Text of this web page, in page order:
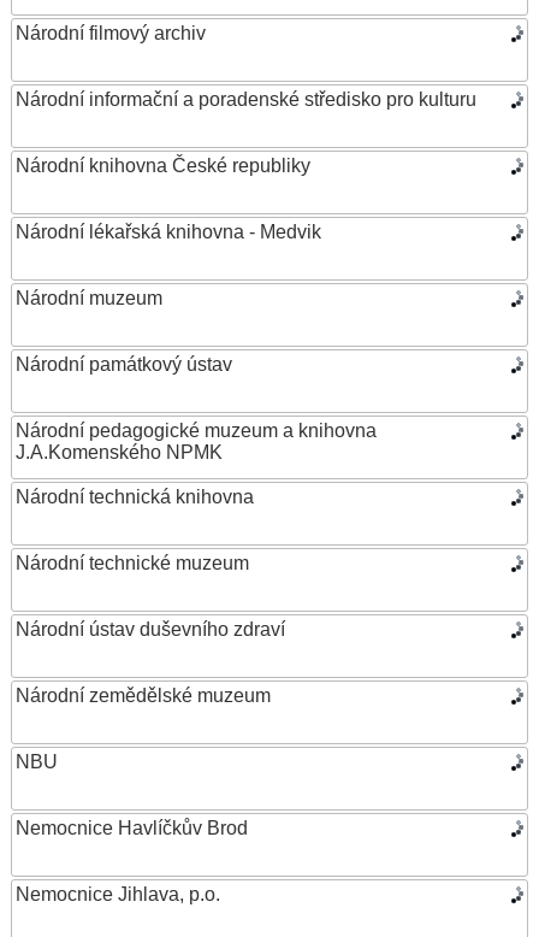
Národní filmový archiv
Národní informační a poradenské středisko pro kulturu
Národní knihovna České republiky
Národní lékařská knihovna - Medvik
Národní muzeum
Národní památkový ústav
Národní pedagogické muzeum a knihovna
J.A.Komenského NPMK
Národní technická knihovna
Národní technické muzeum
Národní ústav duševního zdraví
Národní zemědělské muzeum
NBU
Nemocnice Havlíčkův Brod
Nemocnice Jihlava, p.o.